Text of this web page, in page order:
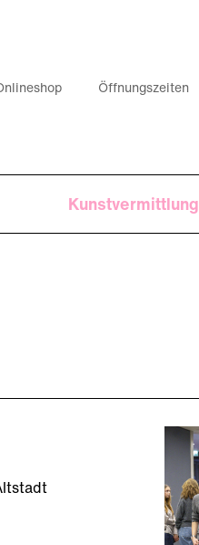
Öffnungszeiten
Kunstvermittlung